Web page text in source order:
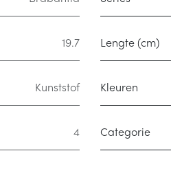
19.7 Lengte (cm)
Kunststof Kleuren
4 Categorie